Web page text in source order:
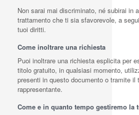
Non sarai mai discriminato, né subirai in
trattamento che ti sia sfavorevole, a
tuoi diritti.
Come inoltrare una richiesta
Puoi inoltrare una richiesta esplicita per
titolo gratuito, in qualsiasi momento,
presenti in questo documento o tramite il
rappresentante.
Come e in quanto tempo gestiremo la